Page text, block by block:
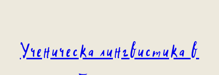
Ученическа лингвистика в